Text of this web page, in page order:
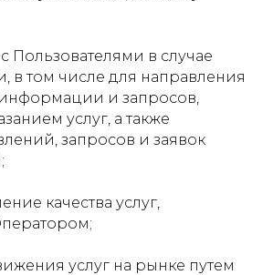
Пользователями в случае
в том числе для направления
и запросов,
услуг, а также
запросов и заявок
качества услуг,
услуг на рынке путем